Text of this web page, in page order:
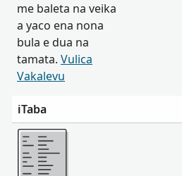
me baleta na veika
a yaco ena nona
bula e dua na
tamata. Vulica
Vakalevu
iTaba
Vakalevu cake